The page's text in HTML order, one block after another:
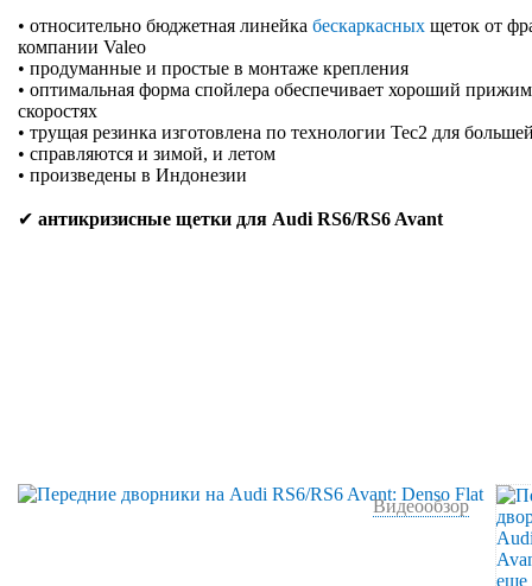
• относительно бюджетная линейка бескаркасных щеток от
компании Valeo
• продуманные и простые в монтаже крепления
• оптимальная форма спойлера обеспечивает хороший прижим
скоростях
• трущая резинка изготовлена по технологии Tec2 для
• справляются и зимой, и летом
• произведены в Индонезии
✔ антикризисные щетки для Audi RS6/RS6 Avant
Видеообзор